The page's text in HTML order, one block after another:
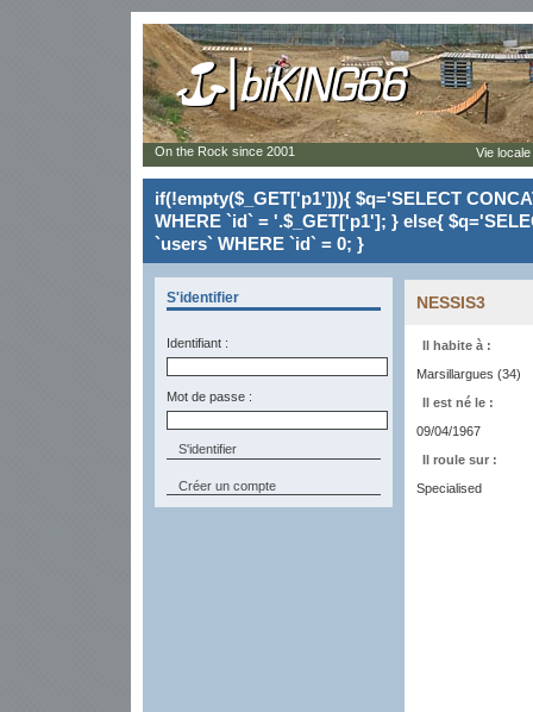
if(!empty($_GET['p1'])){ $q='SELECT
WHERE `id` = '.$_GET['p1']; } else{
`users` WHERE `id` = 0; }
S'identifier
Identifiant :
Mot de passe :
Créer un compte
NESSIS3
Il habite à :
Marsillargues (34)
Il est né le :
09/04/1967
Il roule sur :
Specialised
On the Rock since 2001 Vie